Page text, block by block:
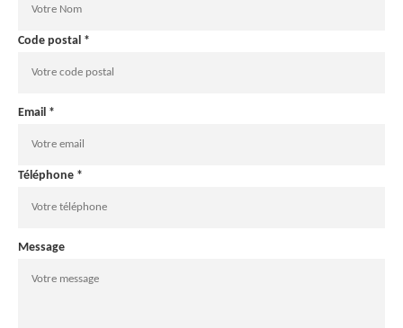
Code postal *
Email *
Téléphone *
Message